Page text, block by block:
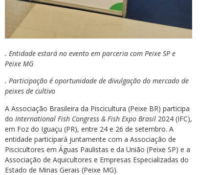
. Entidade estará no evento em parceria com Peixe SP e
Peixe MG
. Participação é oportunidade de divulgação do mercado de
peixes de cultivo
A Associação Brasileira da Piscicultura (Peixe BR) participa
do International Fish Congress & Fish Expo Brasil 2024 (IFC),
em Foz do Iguaçu (PR), entre 24 e 26 de setembro. A
entidade participará juntamente com a Associação de
Piscicultores em Águas Paulistas e da União (Peixe SP) e a
Associação de Aquicultores e Empresas Especializadas do
Estado de Minas Gerais (Peixe MG).